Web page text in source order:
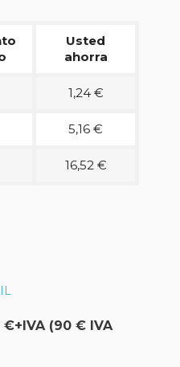
Usted
ahorra
1,24 €
5,16 €
16,52 €
(90 € IVA